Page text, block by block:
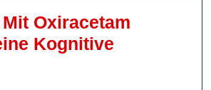
Oxiracetam
Kognitive